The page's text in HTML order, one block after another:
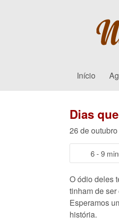
Início
Dias
26 de
6 - 9
O ódio deles
tinham de
Esperamos
história.